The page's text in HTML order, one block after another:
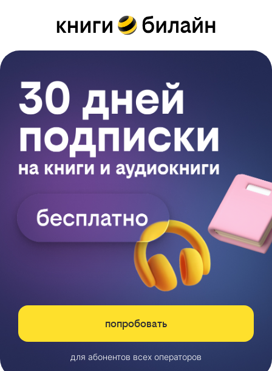
попробовать
для абонентов всех операторов